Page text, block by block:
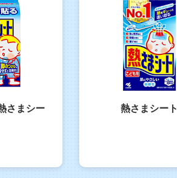
さまシー
熱さまシート